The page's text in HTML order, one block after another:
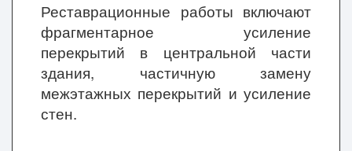
Реставрационные работы включают
фрагментарное усиление
перекрытий в центральной части
здания, частичную замену
межэтажных перекрытий и усиление
стен.